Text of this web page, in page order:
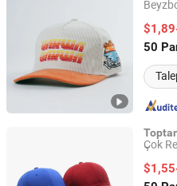
50
Baoding Yukaihe Clothing
Hebei, China
Çok
Baoding Yukaihe Clothing